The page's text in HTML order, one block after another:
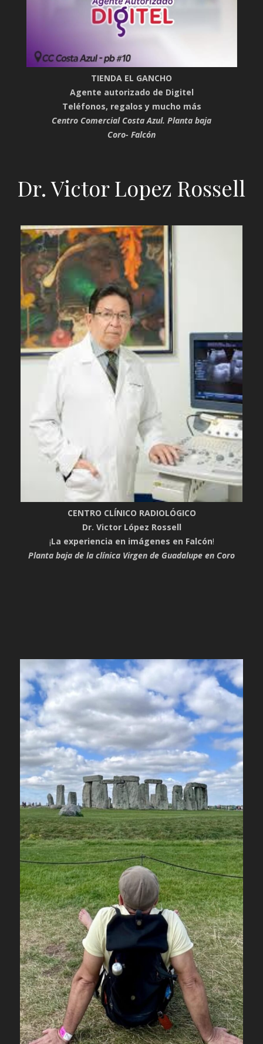
TIENDA EL GANCHO
Agente autorizado de Digitel
Teléfonos, regalos y mucho más
Centro Comercial Costa Azul. Planta baja
Coro- Falcón
Dr. Victor Lopez Rossell
CENTRO CLÍNICO RADIOLÓGICO
Dr. Victor López Rossell
¡La experiencia en imágenes en Falcón!
Planta baja de la clínica Virgen de Guadalupe en Coro